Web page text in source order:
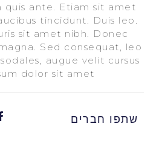
quis ante. Etiam sit amet
tincidunt. Duis leo.
sit amet nibh. Donec
Sed consequat, leo
augue velit cursus
dolor sit amet.
שתפו חברים